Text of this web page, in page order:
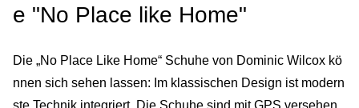
e "No Place like Home"
Die „No Place Like Home“ Schuhe von Dominic Wilcox kö
nnen sich sehen lassen: Im klassischen Design ist modern